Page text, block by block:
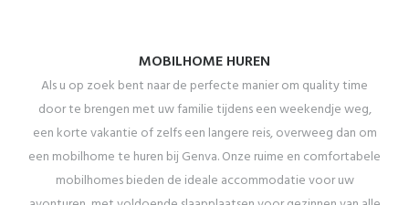
MOBILHOME HUREN
Als u op zoek bent naar de perfecte manier om quality time
door te brengen met uw familie tijdens een weekendje weg,
een korte vakantie of zelfs een langere reis, overweeg dan om
een mobilhome te huren bij Genva. Onze ruime en comfortabele
mobilhomes bieden de ideale accommodatie voor uw